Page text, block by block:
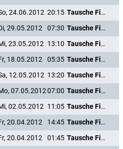
24.06.2012 20:15
Tausche Firma gegen Haushalt
29.05.2012 07:30
Tausche Firma gegen Haushalt
23.05.2012 13:10
Tausche Firma gegen Haushalt
18.05.2012 05:35
Tausche Firma gegen Haushalt
12.05.2012 13:20
Tausche Firma gegen Haushalt
07.05.201207:00
Tausche Firma gegen Haushalt
02.05.2012 11:05
Tausche Firma gegen Haushalt
20.04.2012 14:45
Tausche Firma gegen Haushalt
20.04.2012 01:45
Tausche Firma gegen Haushalt